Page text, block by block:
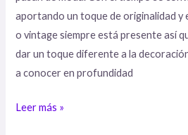
aportando un toque de originalidad y
o vintage siempre está presente así
dar un toque diferente a la
a conocer en profundidad
Leer más »